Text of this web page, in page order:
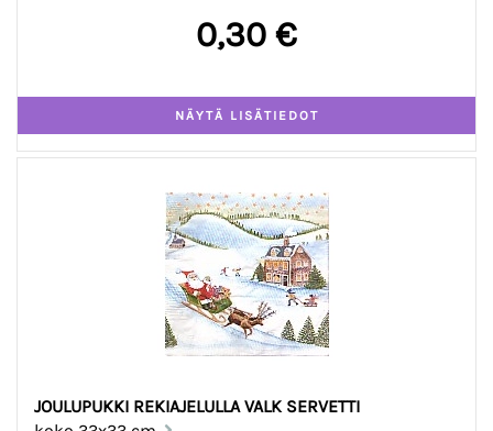
0,30 €
JOULUPUKKI REKIAJELULLA VALK SERVETTI